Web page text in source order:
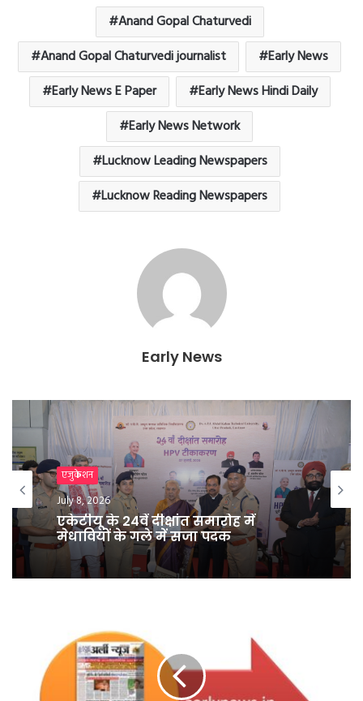
o
o
k
e
r
t
A
p
p
n
t
F
r
i
e
n
d
l
y
e
g
r
a
m
s
a
g
e
r
e
Anand Gopal Chaturvedi
Anand Gopal Chaturvedi journalist
Early News
Early News E Paper
Early News Hindi Daily
Early News Network
Lucknow Leading Newspapers
Lucknow Reading Newspapers
Early News
एजुकेशन
July 8, 2026
एजुकेशन
July 8, 2026
एसआरएमयू में एल एंड टी एजूटेक के
सहयोग से अत्याधुनिक इलेक्ट्रिक व्हीकल
सेंटर ऑफ एक्सीलेंस का हुआ शुभारम्भ